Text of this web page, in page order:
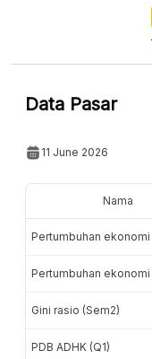
Data Pasar
11 June 2026
Nama
Pertumbuhan ekonomi
Pertumbuhan ekonomi
Gini rasio (Sem2)
PDB ADHK (Q1)